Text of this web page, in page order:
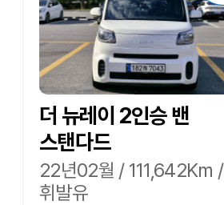
더 뉴레이 2인승 밴
스탠다드
22년02월 / 111,642Km /
휘발유